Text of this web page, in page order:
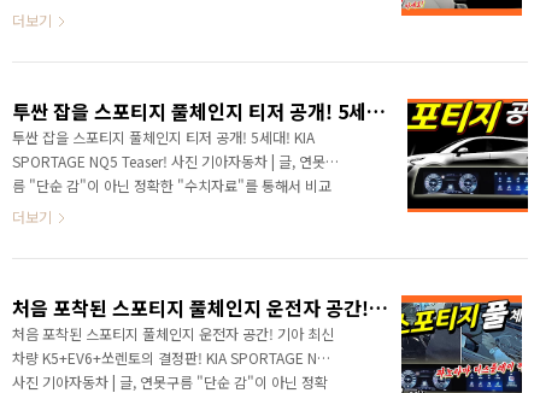
에 마지..
료"를 통해서 비교 분석 자료를 제시하는 연못구름입니
대 스포티지 공식 티저가 공개되었습니다. 저는 소식을
셨나요? 신차 정보를 알려드리는 입장에서 새롭게 출시
될 신차에 익숙한 편인데, 5세대 스포티지 티저를 보고
놀랐습니다. 이런 것을 작정하고 만들었다고 표현하죠?
최근 기아의 움직임 때문에 대한민국 시장에서 지각 변
면부 영상도 살짝 공개가 되었어요! 마치.. 영..
더보기
투싼 잡을 스포티지 풀체인지 티저 공개! 5세대! KIA SPORTAGE NQ5 Teaser!
투싼 잡을 스포티지 풀체인지 티저 공개! 5세대! KIA
SPORTAGE NQ5 Teaser! 사진 기아자동차 | 글, 연못구
름 "단순 감"이 아닌 정확한 "수치자료"를 통해서 비교
분석 자료를 제시하는 연못구름입니다! 안녕하세요? 연
지 티저가 공개되었습니다. 먼저 공개된 티저부터 보시
년이 되었는데, 4세대 모델이죠? # 영상으로 보시면 보다
세부적인 정보를 얻을 수 있습니다 경쟁 차량인 투싼 보
다 한 세대 빠른 차량인 스포티지인데, 1993년에 1세대
가 출시되고 지금까지 글로벌에서 600만 대를 판매했습
더보기
처음 포착된 스포티지 풀체인지 운전자 공간! 기아 최신 차량 K5+EV6+쏘렌토의 결정판! KIA SPORTAGE NQ5
처음 포착된 스포티지 풀체인지 운전자 공간! 기아 최신
차량 K5+EV6+쏘렌토의 결정판! KIA SPORTAGE NQ5
사진 기아자동차 | 글, 연못구름 "단순 감"이 아닌 정확